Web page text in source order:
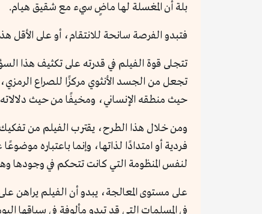
بلة أن المغسلة لها ماضٍ سيء مع شقيق هيام.
فتبدو الفرصة سانحة للانتقام، أو على
تتجلى قوة الفيلم في قدرته على تكثيف هذا
تجعل من الجسد الأنثوي مركزًا للصراع
حيث منطقه الإنساني، ومخيفًا من حيث
ومن خلال هذا الطرح، يقترب الفيلم من تفكيك
فردية أو امتدادًا لذاتها، وإنما باعتباره
لنفس المنظومة التي كانت تتحكم في وجودها
على مستوى المعالجة، يبدو أن الفيلم يراهن
في المسلمات التي قد تبدو مألوفة في سياقها